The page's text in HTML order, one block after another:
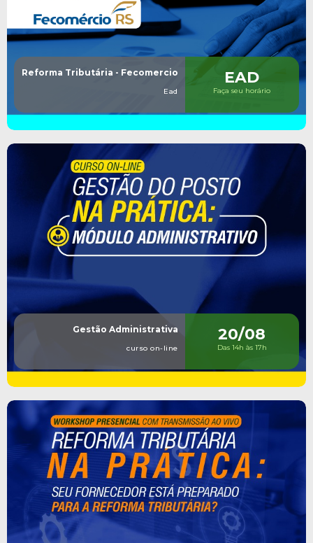
Reforma Tributária - Fecomercio
Ead
EAD
Faça seu horário
Gestão Administrativa
curso on-line
20/08
Das 14h às 17h